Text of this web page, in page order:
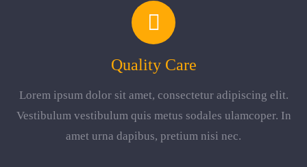
Quality Care
Lorem ipsum dolor sit amet, consectetur adipiscing elit.
Vestibulum vestibulum quis metus sodales ulamcoper. In
amet urna dapibus, pretium nisi nec.